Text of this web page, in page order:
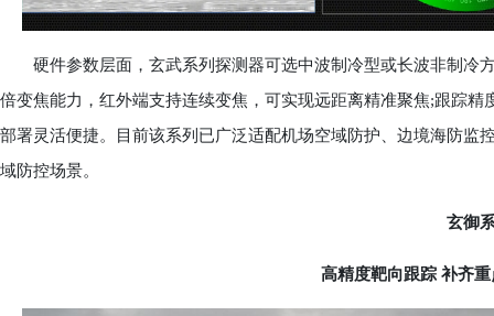
硬件参数层面，玄武系列探测器可选中波制冷型或长波非制冷
倍变焦能力，红外端支持连续变焦，可实现远距离精准聚焦;跟踪
部署灵活便捷。目前该系列已广泛适配机场空域防护、边境海防监
域防控场景。
玄御
高精度靶向跟踪 补齐重